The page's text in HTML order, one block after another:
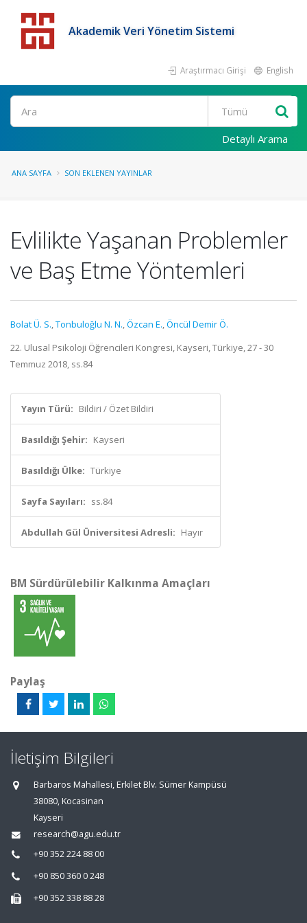
Akademik Veri Yönetim Sistemi
Araştırmacı Girişi English
Detaylı Arama
ANA SAYFA SON EKLENEN YAYINLAR
Evlilikte Yaşanan Problemler
ve Baş Etme Yöntemleri
Bolat Ü. S.,Tonbuloğlu N. N.,Özcan E.,Öncül Demir Ö.
22. Ulusal Psikoloji Öğrencileri Kongresi, Kayseri, Türkiye, 27 - 30
Temmuz 2018, ss.84
Yayın Türü: Bildiri / Özet Bildiri
Basıldığı Şehir: Kayseri
Basıldığı Ülke: Türkiye
Sayfa Sayıları: ss.84
Abdullah Gül Üniversitesi Adresli: Hayır
BM Sürdürülebilir Kalkınma Amaçları
Paylaş
İletişim Bilgileri
Barbaros Mahallesi, Erkilet Blv. Sümer Kampüsü
38080, Kocasinan
Kayseri
research@agu.edu.tr
+90 352 224 88 00
+90 850 360 0 248
+90 352 338 88 28